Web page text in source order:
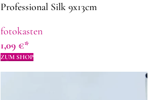
Professional Silk 9x13cm
fotokasten
1,09 €
ZUM SHOP